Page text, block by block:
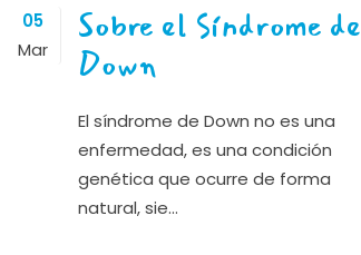
05
Mar
Sobre el Síndrome de
Down
El síndrome de Down no es una
enfermedad, es una condición
genética que ocurre de forma
natural, sie...